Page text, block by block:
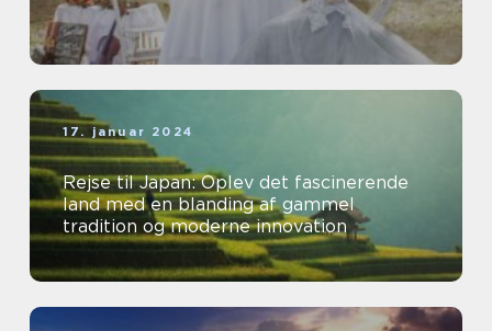
17. januar 2024
Rejse til Japan: Oplev det fascinerende
land med en blanding af gammel
tradition og moderne innovation